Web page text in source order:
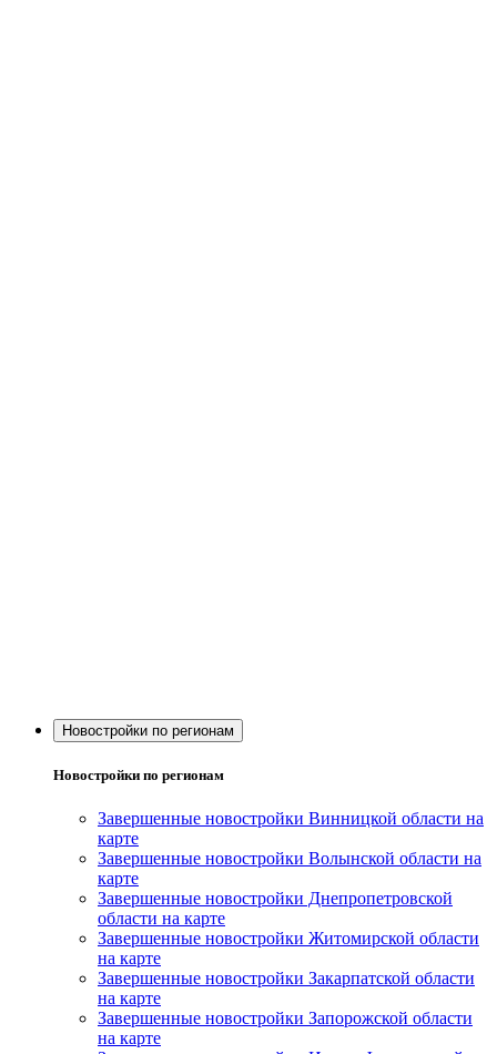
Новостройки по регионам
Новостройки по регионам
Завершенные новостройки Винницкой области на
карте
Завершенные новостройки Волынской области на
карте
Завершенные новостройки Днепропетровской
области на карте
Завершенные новостройки Житомирской области
на карте
Завершенные новостройки Закарпатской области
на карте
Завершенные новостройки Запорожской области
на карте